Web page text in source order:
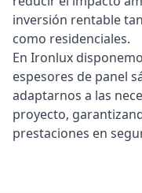
inversión rentable
como residenciales.
En Ironlux
espesores de panel
adaptarnos a las
proyecto,
prestaciones en